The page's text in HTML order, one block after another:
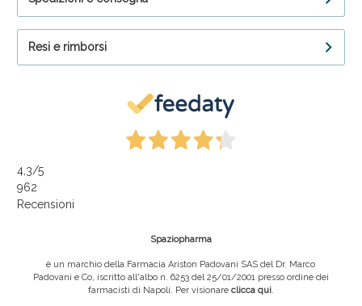
Resi e rimborsi
4,3/5
962
Recensioni
Spaziopharma
è un marchio della Farmacia Ariston Padovani SAS del Dr. Marco
Padovani e Co, iscritto all'albo n. 6253 del 25/01/2001 presso ordine dei
farmacisti di Napoli. Per visionare clicca qui.